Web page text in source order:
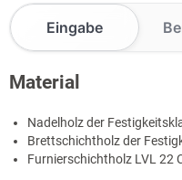
Eingabe
Material
Nadelholz der
Brettschichtholz der
Furnierschichtholz LVL 22